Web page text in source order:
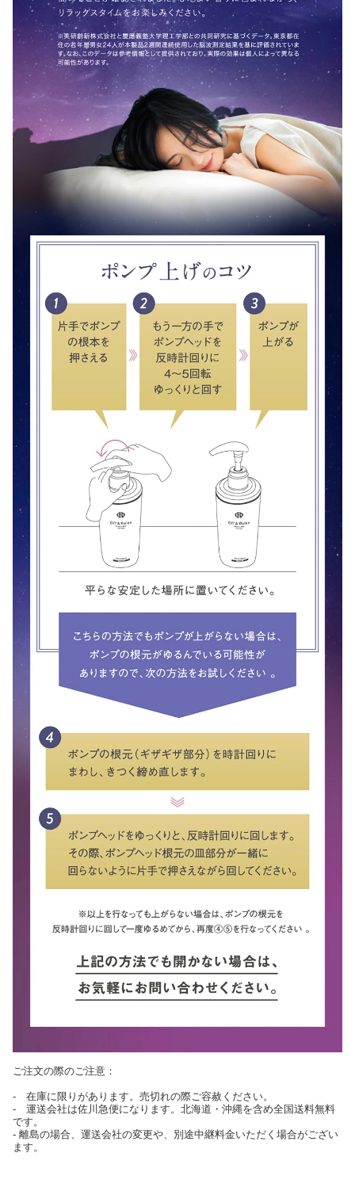
ご注文の際のご注意：
‐ 在庫に限りがあります。売切れの際ご容赦ください。
‐ 運送会社は佐川急便になります。北海道・沖縄を含め全国送料無料
です。
- 離島の場合、運送会社の変更や、別途中継料金いただく場合がござい
ます。